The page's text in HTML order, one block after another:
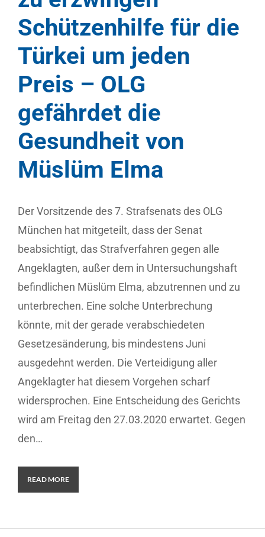
Schützenhilfe für die
Türkei um jeden
Preis – OLG
gefährdet die
Gesundheit von
Müslüm Elma
Der Vorsitzende des 7. Strafsenats des OLG
München hat mitgeteilt, dass der Senat
beabsichtigt, das Strafverfahren gegen alle
Angeklagten, außer dem in Untersuchungshaft
befindlichen Müslüm Elma, abzutrennen und zu
unterbrechen. Eine solche Unterbrechung
könnte, mit der gerade verabschiedeten
Gesetzesänderung, bis mindestens Juni
ausgedehnt werden. Die Verteidigung aller
Angeklagter hat diesem Vorgehen scharf
widersprochen. Eine Entscheidung des Gerichts
wird am Freitag den 27.03.2020 erwartet. Gegen
den…
READ MORE